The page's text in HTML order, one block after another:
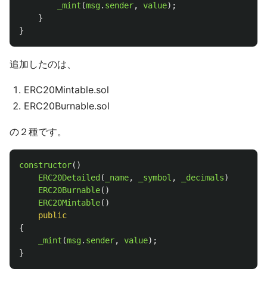
_mint (msg. sender, value);
}
}
追加したのは、
ERC20Mintable.sol
ERC20Burnable.sol
の２種です。
constructor()
ERC20Detailed ( _name, _symbol , _decimals)
ERC20Burnable()
ERC20Mintable()
public
{
_mint (msg. sender, value);
}